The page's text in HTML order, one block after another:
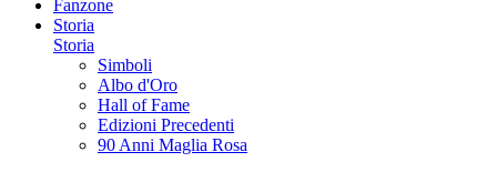
Fanzone
Storia
Storia
Simboli
Albo d'Oro
Hall of Fame
Edizioni Precedenti
90 Anni Maglia Rosa